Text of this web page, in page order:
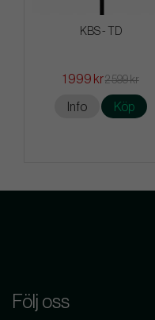
KBS - TD
1 999 kr2 599 kr
Info Köp
Följ oss